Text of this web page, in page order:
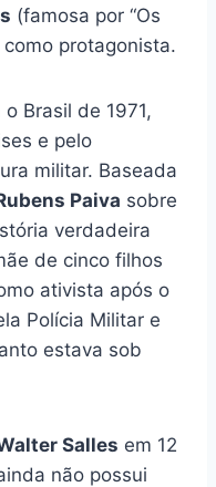
(famosa por “Os
como protagonista.
Brasil de 1971,
e pelo
militar. Baseada
Paiva sobre
verdadeira
de cinco filhos
ativista após o
Polícia Militar e
estava sob
Salles em 12
não possui